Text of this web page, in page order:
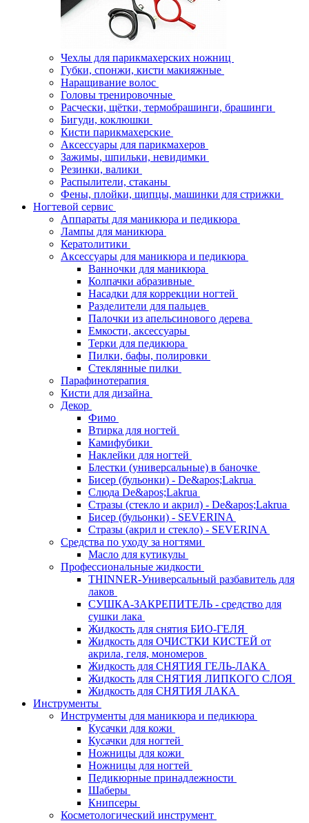
Чехлы для парикмахерских ножниц
Губки, спонжи, кисти макияжные
Наращивание волос
Головы тренировочные
Расчески, щётки, термобрашинги, брашинги
Бигуди, коклюшки
Кисти парикмахерские
Аксессуары для парикмахеров
Зажимы, шпильки, невидимки
Резинки, валики
Распылители, стаканы
Фены, плойки, щипцы, машинки для стрижки
Ногтевой сервис
Аппараты для маникюра и педикюра
Лампы для маникюра
Кератолитики
Аксессуары для маникюра и педикюра
Ванночки для маникюра
Колпачки абразивные
Насадки для коррекции ногтей
Разделители для пальцев
Палочки из апельсинового дерева
Емкости, аксессуары
Терки для педикюра
Пилки, бафы, полировки
Стеклянные пилки
Парафинотерапия
Кисти для дизайна
Декор
Фимо
Втирка для ногтей
Камифубики
Наклейки для ногтей
Блестки (универсальные) в баночке
Бисер (бульонки) - De&apos;Lakrua
Слюда De&apos;Lakrua
Стразы (стекло и акрил) - De&apos;Lakrua
Бисер (бульонки) - SEVERINA
Стразы (акрил и стекло) - SEVERINA
Средства по уходу за ногтями
Масло для кутикулы
Профессиональные жидкости
THINNER-Универсальный разбавитель для
лаков
СУШКА-ЗАКРЕПИТЕЛЬ - средство для
сушки лака
Жидкость для снятия БИО-ГЕЛЯ
Жидкость для ОЧИСТКИ КИСТЕЙ от
акрила, геля, мономеров
Жидкость для СНЯТИЯ ГЕЛЬ-ЛАКА
Жидкость для СНЯТИЯ ЛИПКОГО СЛОЯ
Жидкость для СНЯТИЯ ЛАКА
Инструменты
Инструменты для маникюра и педикюра
Кусачки для кожи
Кусачки для ногтей
Ножницы для кожи
Ножницы для ногтей
Педикюрные принадлежности
Шаберы
Книпсеры
Косметологический инструмент